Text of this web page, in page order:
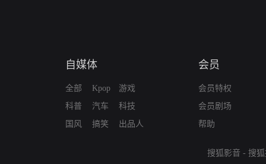
自媒体
全部
科普
国风
Kpop
汽车
搞笑
游戏
科技
出品人
会员
会员特权
会员剧场
帮助
搜狐影音 - 搜